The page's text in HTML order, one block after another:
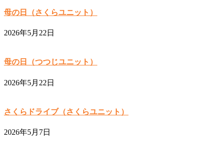
母の日（さくらユニット）
2026年5月22日
母の日（つつじユニット）
2026年5月22日
さくらドライブ（さくらユニット）
2026年5月7日